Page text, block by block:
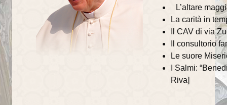
L’altare
La carità in
Il CAV di via
Il consultorio
Le suore
I Salmi:
Riva]